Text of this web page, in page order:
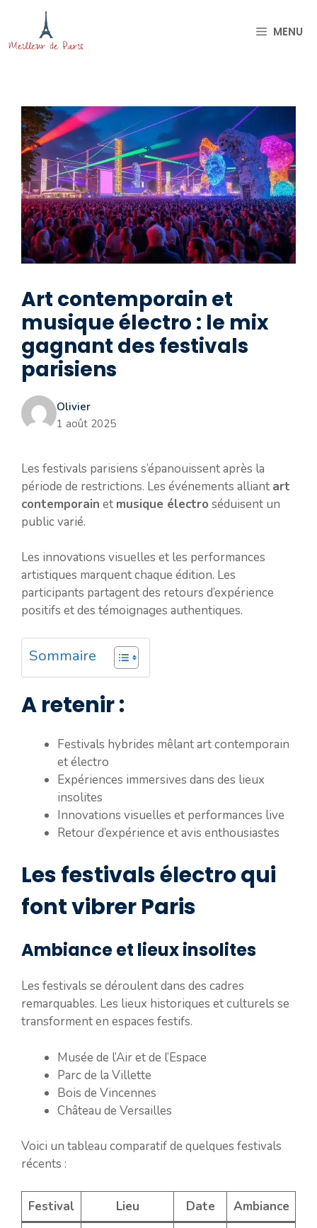
contenu
MENU
Art contemporain et
musique électro : le mix
gagnant des festivals
parisiens
Olivier
1 août 2025
Les festivals parisiens s’épanouissent après la
période de restrictions. Les événements alliant art
contemporain et musique électro séduisent un
public varié.
Les innovations visuelles et les performances
artistiques marquent chaque édition. Les
participants partagent des retours d’expérience
positifs et des témoignages authentiques.
Sommaire
A retenir :
Festivals hybrides mêlant art contemporain
et électro
Expériences immersives dans des lieux
insolites
Innovations visuelles et performances live
Retour d’expérience et avis enthousiastes
Les festivals électro qui
font vibrer Paris
Ambiance et lieux insolites
Les festivals se déroulent dans des cadres
remarquables. Les lieux historiques et culturels se
transforment en espaces festifs.
Musée de l’Air et de l’Espace
Parc de la Villette
Bois de Vincennes
Château de Versailles
Voici un tableau comparatif de quelques festivals
récents :
Festival Lieu Date
Ambiance